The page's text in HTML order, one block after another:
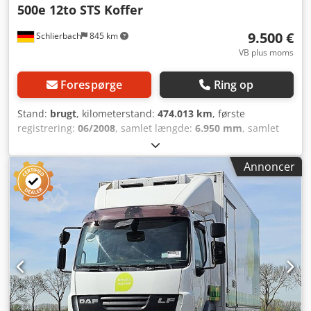
Schlierbach 845 km
500e 12to STS Koffer
9.500 €
VB plus moms
Forespørge Ring op
Stand: brugt, kilometerstand: 474.013 km, første
registrering: 06/2008, samlet længde: 6.950 mm, samlet
, total højde:
2008, Udstyr:ABS, fartpilot, klimaanlæg, servostyring, =
Yderligere muligheder og udstyr = Dcsdpfxowmn N Te
Aqvjk - Køleskab = Bemærkninger = DAF LF 45 220 L
dybfrostkøretøj med STS TK-kasse og Thermoking TS 500 e
køleenhed, 6-cylindret motor, 220 hk! 12-tonner
Klimaanlæg Fartpilot Motorbremse 6-trins manuel
gearkasse Multifunktionsrat VDO radio/CD-afspiller
Bagaksel luftaffjedret Dækstørrelse: 245/70 R17,5 Dækprofil
ca. 8-10 mm Egenvægt: 6.990 kg Nyttelast: 5.000 kg!
Akselafstand: 4.900 mm Opbygning: STS dybfrostkasse
Indvendige mål: 6.950 x 2.450 x 2.310 mm (L x B x H)
Annoncer